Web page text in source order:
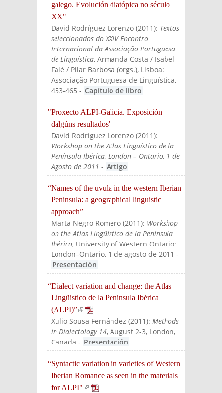
galego. Evolución diatópica no século
XX"
David Rodríguez Lorenzo (2011): Textos
seleccionados do XXIV Encontro
Internacional da Associação Portuguesa
de Linguística, Armanda Costa / Isabel
Falé / Pilar Barbosa (orgs.), Lisboa:
Associação Portuguesa de Linguística,
453-465 - Capítulo de libro
"Proxecto ALPI-Galicia. Exposición
dalgúns resultados"
David Rodríguez Lorenzo (2011):
Workshop on the Atlas Lingüístico de la
Península Ibérica, London – Ontario, 1 de
Agosto de 2011 - Artigo
“Names of the uvula in the western Iberian
Peninsula: a geographical linguistic
approach”
Marta Negro Romero(2011): Workshop
on the Atlas Lingüístico de la Península
Ibérica, University of Western Ontario:
London–Ontario, 1 de agosto de 2011 -
Presentación
“Dialect variation and change: the Atlas
Lingüístico de la Península Ibérica
(ALPI)”(link is external)
Xulio Sousa Fernández (2011):Methods
in Dialectology 14, August 2-3, London,
Canada - Presentación
“Syntactic variation in varieties of Western
Iberian Romance as seen in the materials
for ALPI"(link is external)